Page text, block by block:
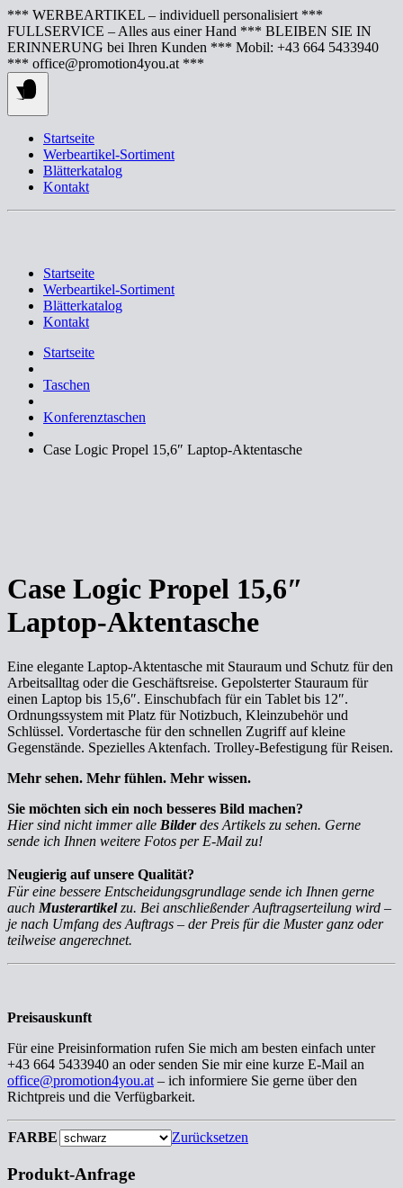
Springe
zum
Inhalt
*** WERBEARTIKEL – individuell personalisiert ***
FULLSERVICE – Alles aus einer Hand *** BLEIBEN SIE IN
ERINNERUNG bei Ihren Kunden *** Mobil: +43 664 5433940
*** office@promotion4you.at ***
Startseite
Werbeartikel-Sortiment
Blätterkatalog
Kontakt
Startseite
Werbeartikel-Sortiment
Blätterkatalog
Kontakt
Startseite
Taschen
Konferenztaschen
Case Logic Propel 15,6″ Laptop-Aktentasche
Case Logic Propel 15,6″
Laptop-Aktentasche
Eine elegante Laptop-Aktentasche mit Stauraum und Schutz für den
Arbeitsalltag oder die Geschäftsreise. Gepolsterter Stauraum für
einen Laptop bis 15,6″. Einschubfach für ein Tablet bis 12″.
Ordnungssystem mit Platz für Notizbuch, Kleinzubehör und
Schlüssel. Vordertasche für den schnellen Zugriff auf kleine
Gegenstände. Spezielles Aktenfach. Trolley-Befestigung für Reisen.
Mehr sehen. Mehr fühlen. Mehr wissen.
Sie möchten sich ein noch besseres Bild machen?
Hier sind nicht immer alle Bilderdes Artikels zu sehen. Gerne
sende ich Ihnen weitere Fotos per E-Mail zu!
Neugierig auf unsere Qualität?
Für eine bessere Entscheidungsgrundlage sende ich Ihnen gerne
auch Musterartikelzu. Bei anschließender Auftragserteilung wird –
je nach Umfang des Auftrags – der Preis für die Muster ganz oder
teilweise angerechnet.
Preisauskunft
Für eine Preisinformation rufen Sie mich am besten einfach unter
+43 664 5433940 an oder senden Sie mir eine kurze E-Mail an
office@promotion4you.at – ich informiere Sie gerne über den
Richtpreis und die Verfügbarkeit.
FARBE Zurücksetzen
Produkt-Anfrage